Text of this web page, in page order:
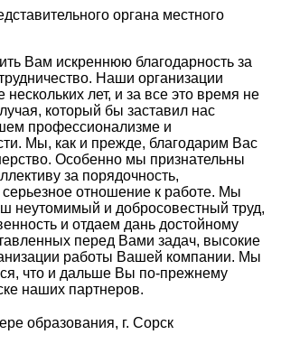
органа местного
Вам искреннюю благодарность за
Наши организации
нескольких лет, и за все это время не
который бы заставил нас
профессионализме и
Мы, как и прежде, благодарим Вас
Особенно мы признательны
за порядочность,
отношение к работе. Мы
неутомимый и добросовестный труд,
и отдаем дань достойному
перед Вами задач, высокие
работы Вашей компании. Мы
что и дальше Вы по-прежнему
наших партнеров.
образования, г. Сорск